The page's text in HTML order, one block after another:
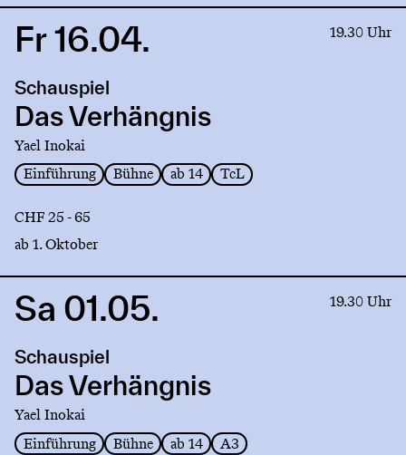
Link
Das
Verhängnis
Fr 16.04. 19.30 Uhr
Schauspiel
Das Verhängnis
Yael Inokai
Einführung
Bühne ab 14 TcL
CHF 25 - 65
ab 1. Oktober
Link
Das
Verhängnis
Sa 01.05. 19.30 Uhr
Schauspiel
Das Verhängnis
Yael Inokai
Einführung
Bühne ab 14 A3